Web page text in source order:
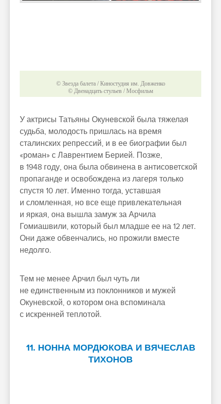
© Звезда балета / Киностудия им. Довженко
© Двенадцать стульев / Мосфильм
У актрисы Татьяны Окуневской была тяжелая
судьба, молодость пришлась на время
сталинских репрессий, и в ее биографии был
«роман» с Лаврентием Берией. Позже,
в 1948 году, она была обвинена в антисоветской
пропаганде и освобождена из лагеря только
спустя 10 лет. Именно тогда, уставшая
и сломленная, но все еще привлекательная
и яркая, она вышла замуж за Арчила
Гомиашвили, который был младше ее на 12 лет.
Они даже обвенчались, но прожили вместе
недолго.
Тем не менее Арчил был чуть ли
не единственным из поклонников и мужей
Окуневской, о котором она вспоминала
с искренней теплотой.
11. НОННА МОРДЮКОВА И ВЯЧЕСЛАВ
ТИХОНОВ